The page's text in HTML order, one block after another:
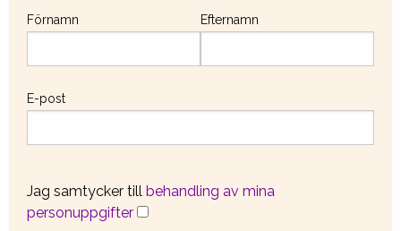
Förnamn Efternamn
E-post
Jag samtycker till behandling av mina
personuppgifter